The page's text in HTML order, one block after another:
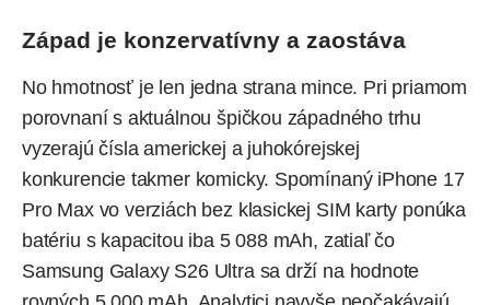
Západ je konzervatívny a zaostáva
No hmotnosť je len jedna strana mince. Pri priamom
porovnaní s aktuálnou špičkou západného trhu
vyzerajú čísla americkej a juhokórejskej
konkurencie takmer komicky. Spomínaný iPhone 17
Pro Max vo verziách bez klasickej SIM karty ponúka
batériu s kapacitou iba 5 088 mAh, zatiaľ čo
Samsung Galaxy S26 Ultra sa drží na hodnote